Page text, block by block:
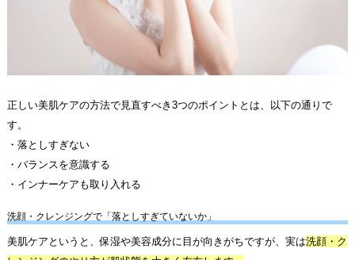
正しい美肌ケアの方法で見直すべき3つのポイントとは、以下の通りで
す。
・落としすぎない
・バランスを意識する
・インナーケアも取り入れる
洗顔・クレンジングで「落としすぎていないか」
美肌ケアというと、保湿や美容成分に目が向きがちですが、実は洗顔・ク